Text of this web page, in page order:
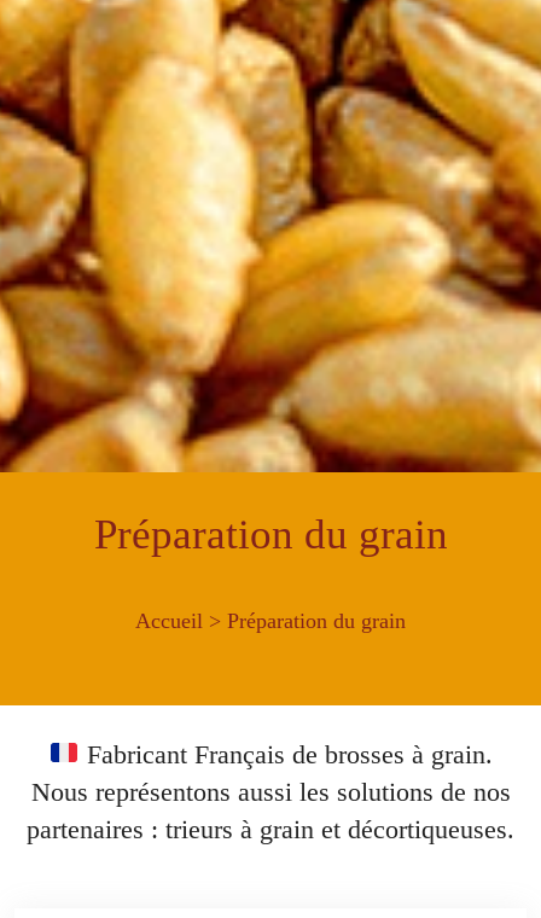
Préparation du grain
Accueil > Préparation du grain
Fabricant Français de brosses à grain.
Nous représentons aussi les solutions de nos
partenaires : trieurs à grain et décortiqueuses.